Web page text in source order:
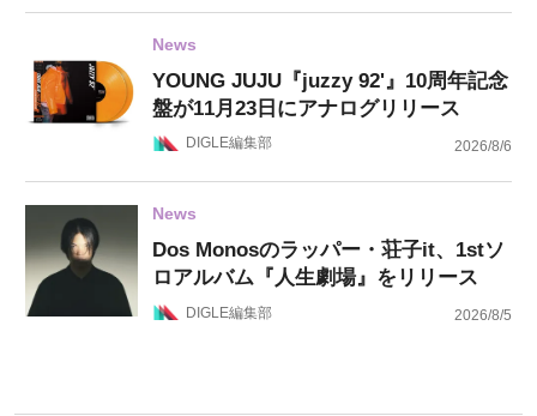
News
YOUNG JUJU『juzzy 92'』10周年記念
盤が11月23日にアナログリリース
DIGLE編集部 2026/8/6
News
Dos Monosのラッパー・荘子it、1stソ
ロアルバム『人生劇場』をリリース
DIGLE編集部 2026/8/5